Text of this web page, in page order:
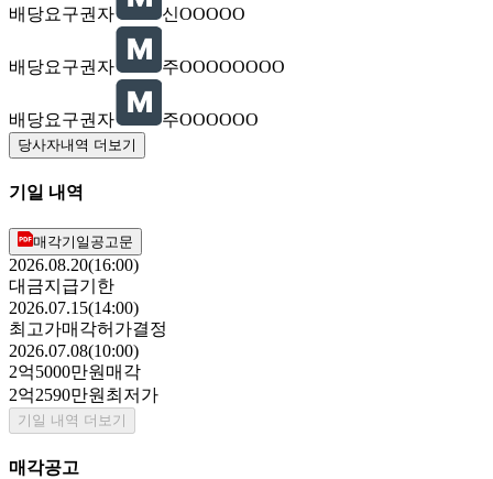
배당요구권자 신OOOOO
배당요구권자 주OOOOOOOO
배당요구권자 주OOOOOO
당사자내역 더보기
기일 내역
매각기일공고문
2026.08.20(16:00)
대금지급기한
2026.07.15(14:00)
최고가매각허가결정
2026.07.08(10:00)
2억5000만원 매각
2억2590만원 최저가
기일 내역 더보기
매각공고